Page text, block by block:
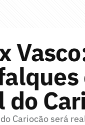
Cariocão será